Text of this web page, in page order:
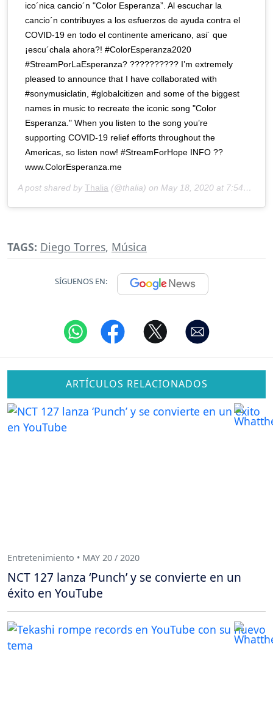
ico´nica cancio´n "Color Esperanza”. Al escuchar la
cancio´n contribuyes a los esfuerzos de ayuda contra el
COVID-19 en todo el continente americano, asi´ que
¡escu´chala ahora?! #ColorEsperanza2020
#StreamPorLaEsperanza? ?????????? I’m extremely
pleased to announce that I have collaborated with
#sonymusiclatin, #globalcitizen and some of the biggest
names in music to recreate the iconic song "Color
Esperanza." When you listen to the song you’re
supporting COVID-19 relief efforts throughout the
Americas, so listen now! #StreamForHope INFO ??
www.ColorEsperanza.me
A post shared by Thalia (@thalia) on May 18, 2020 at 7:54am PDT
TAGS: Diego Torres, Música
SÍGUENOS EN:
ARTÍCULOS RELACIONADOS
Entretenimiento • MAY 20 / 2020
NCT 127 lanza ‘Punch’ y se convierte en un
éxito en YouTube